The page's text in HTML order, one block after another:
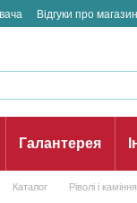
Відгуки про магазин
Галантерея
Каталог Ріволі і каміння